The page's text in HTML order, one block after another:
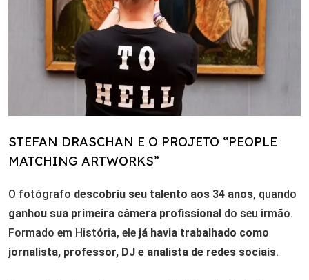
STEFAN DRASCHAN E O PROJETO “PEOPLE
MATCHING ARTWORKS”
O fotógrafo descobriu seu talento aos 34 anos, quando
ganhou sua primeira câmera profissional do seu irmão.
Formado em História, ele já havia trabalhado como
jornalista, professor, DJ e analista de redes sociais.